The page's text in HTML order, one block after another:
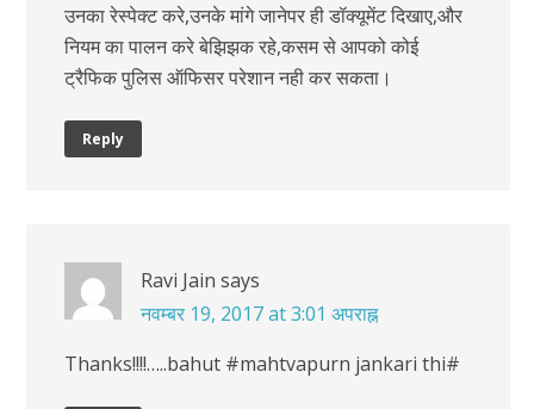
उनका रेस्पेक्ट करे,उनके मांगे जानेपर ही डॉक्यूमेंट दिखाए,और
नियम का पालन करे बेझिझक रहे,कसम से आपको कोई
ट्रैफिक पुलिस ऑफिसर परेशान नही कर सकता।
Reply
Ravi Jain says
नवम्बर 19, 2017 at 3:01 अपराह्न
Thanks!!!!…..bahut #mahtvapurn jankari thi#